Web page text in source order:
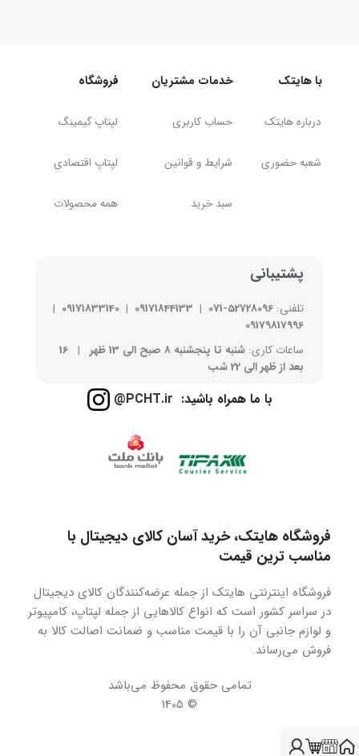
با هایتک خدمات مشتریان فروشگاه
درباره هایتک حساب کاربری لپتاپ گیمینگ
شعبه حضوری شرایط و قوانین لپتاپ اقتصادی
سبد خرید همه محصولات
با ما همراه باشید: PCHT.ir@
پشتیبانی
تلفنی: 52728096-071
|
09171844133
|
09171833140
|
09179817996
ساعات کاری:
شنبه تا پنجشنبه 8 صبح الی 13 ظهر | 16
بعد از ظهر الی 22 شب
فروشگاه هایتک، خرید آسان کالای دیجیتال با
مناسب ترین قیمت
فروشگاه اینترنتی هایتک از جمله عرضه‌کنندگان کالای دیجیتال
در سراسر کشور است که انواع کالاهایی از جمله لپتاپ، کامپیوتر
و لوازم جانبی آن را با قیمت مناسب و ضمانت اصالت کالا به
فروش می‌رساند.
تمامی حقوق محفوظ می‌باشد
© 1405